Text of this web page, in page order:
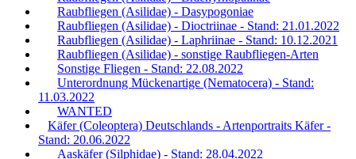
Raubfliegen (Asilidae) - Dasypogoniae
Raubfliegen (Asilidae) - Dioctriinae - Stand: 21.01.2022
Raubfliegen (Asilidae) - Laphriinae - Stand: 10.12.2021
Raubfliegen (Asilidae) - sonstige Raubfliegen-Arten
Sonstige Fliegen - Stand: 22.08.2022
Unterordnung Mückenartige (Nematocera) - Stand:
11.03.2022
WANTED
Käfer (Coleoptera) Deutschlands - Artenportraits Käfer -
Stand: 20.06.2022
Aaskäfer (Silphidae) - Stand: 28.04.2022